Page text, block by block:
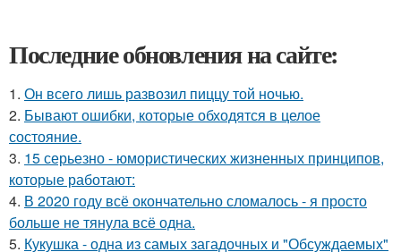
Последние обновления на сайте:
1. Он всего лишь развозил пиццу той ночью.
2. Бывают ошибки, которые обходятся в целое
состояние.
3. 15 серьезно - юмористических жизненных принципов,
которые работают:
4. В 2020 году всё окончательно сломалось - я просто
больше не тянула всё одна.
5. Кукушка - одна из самых загадочных и "Обсуждаемых"